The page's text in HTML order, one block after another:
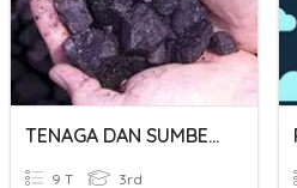
TENAGA DAN SUMBERNYA
9 T 3rd